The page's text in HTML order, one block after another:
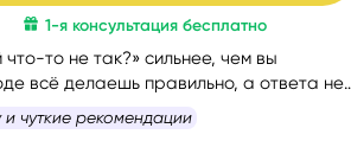
то не так?» сильнее, чем вы
всё делаешь правильно, а ответа
1-я консультация бесплатно